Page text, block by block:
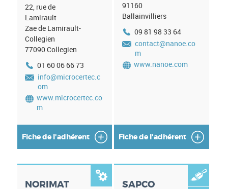
22, rue de
Lamirault
Zae de Lamirault-
Collegien
77090 Collegien
01 60 06 66 73
info@microcertec.c
om
www.microcertec.co
m
Fiche de l'adhérent
91160
Ballainvilliers
09 81 98 33 64
contact@nanoe.co
m
www.nanoe.com
Fiche de l'adhérent
NORIMAT

SAPCO
